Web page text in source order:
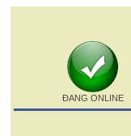
ĐANG ONLINE